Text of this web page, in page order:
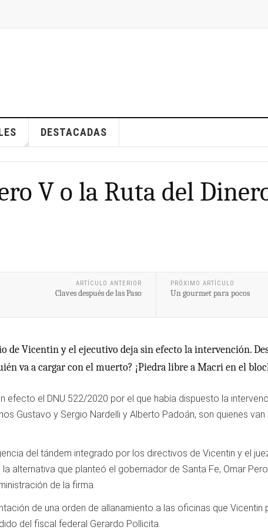
DESTACADAS
V o la Ruta del
ARTÍCULO ANTERIOR
Claves después de las Paso
PRÓXIMO ARTÍCULO
Un gourmet para pocos
Vicentin y el ejecutivo deja sin efecto la intervención.
va a cargar con el muerto? ¡Piedra libre a Macri en el
efecto el DNU 522/2020 por el que había dispuesto la
Gustavo y Sergio Nardelli y Alberto Padoán, son quienes
del tándem integrado por los directivos de Vicentin y el
alternativa que planteó el gobernador de Santa Fe, Omar
de la firma.
de una orden de allanamiento a las oficinas que
del fiscal federal Gerardo Pollicita.